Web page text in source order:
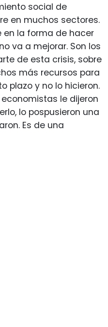
social de
en muchos sectores.
en la forma de hacer
va a mejorar. Son los
de esta crisis, sobre
más recursos para
plazo y no lo hicieron.
le dijeron
lo pospusieron una
Es de una